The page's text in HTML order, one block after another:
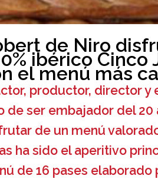
de Niro
ibérico Cinco
el menú más
productor, director
de ser embajador del 20
de un menú
ha sido el aperitivo
de 16 pases